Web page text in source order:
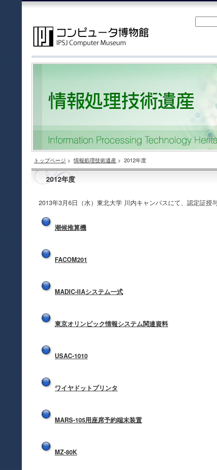
トップページ > 情報処理技術遺産 > 2012年度
2012年度
2013年3月6日（水）東北大学 川内キャンパスにて、認定証授
潮候推算機
FACOM201
MADIC-IIAシステム一式
東京オリンピック情報システム関連資料
USAC-1010
ワイヤドットプリンタ
MARS-105用座席予約端末装置
MZ-80K